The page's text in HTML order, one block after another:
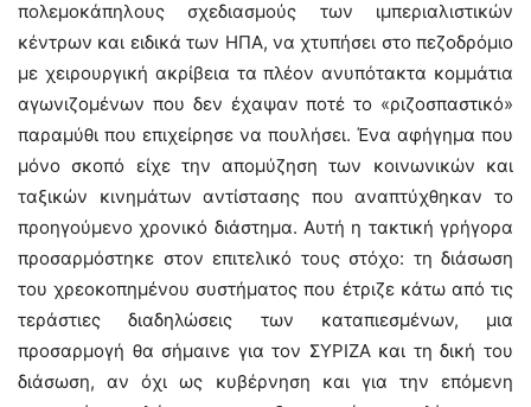
πολεμοκάπηλους σχεδιασμούς των ιμπεριαλιστικών
κέντρων και ειδικά των ΗΠΑ, να χτυπήσει στο πεζοδρόμιο
με χειρουργική ακρίβεια τα πλέον ανυπότακτα κομμάτια
αγωνιζομένων που δεν έχαψαν ποτέ το «ριζοσπαστικό»
παραμύθι που επιχείρησε να πουλήσει. Ένα αφήγημα που
μόνο σκοπό είχε την απομύζηση των κοινωνικών και
ταξικών κινημάτων αντίστασης που αναπτύχθηκαν το
προηγούμενο χρονικό διάστημα. Αυτή η τακτική γρήγορα
προσαρμόστηκε στον επιτελικό τους στόχο: τη διάσωση
του χρεοκοπημένου συστήματος που έτριζε κάτω από τις
τεράστιες διαδηλώσεις των καταπιεσμένων, μια
προσαρμογή θα σήμαινε για τον ΣΥΡΙΖΑ και τη δική του
διάσωση, αν όχι ως κυβέρνηση και για την επόμενη